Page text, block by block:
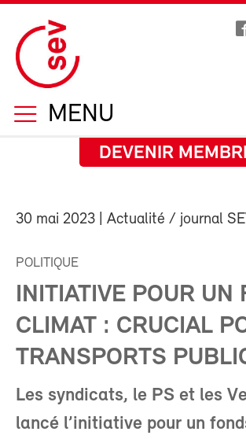
MENU
DEVENIR
30 mai 2023 | Actualité / journal
POLITIQUE
INITIATIVE POUR UN
CLIMAT : CRUCIAL
TRANSPORTS
Les syndicats, le PS et les
lancé l’initiative pour un